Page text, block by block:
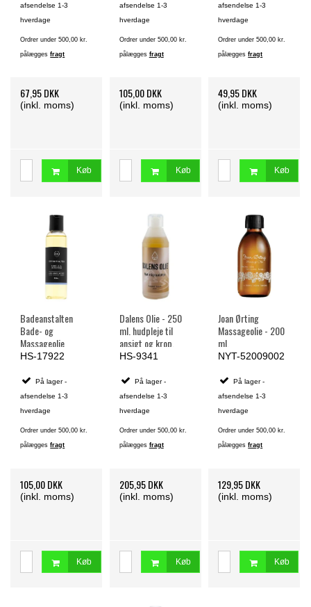
afsendelse 1-3
hverdage
Ordrer under 500,00 kr.
pålæggesfragt
67,95 DKK
(inkl. moms)
Køb
afsendelse 1-3
hverdage
Ordrer under 500,00 kr.
pålægges fragt
105,00 DKK
(inkl. moms)
Køb
afsendelse 1-3
hverdage
Ordrer under 500,00 kr.
pålæggesfragt
49,95 DKK
(inkl. moms)
Køb
Badeanstalten
Bade- og
Massageolie
Lavendel - 150 ml
HS-17922
På lager -
afsendelse 1-3
hverdage
Ordrer under 500,00 kr.
pålæggesfragt
105,00 DKK
(inkl. moms)
Køb
Dalens Olie - 250
ml. hudpleje til
ansigt og krop.
HS-9341
På lager -
afsendelse 1-3
hverdage
Ordrer under 500,00 kr.
pålægges fragt
205,95 DKK
(inkl. moms)
Køb
Joan Ørting
Massageolie - 200
ml.
NYT-52009002
På lager -
afsendelse 1-3
hverdage
Ordrer under 500,00 kr.
pålæggesfragt
129,95 DKK
(inkl. moms)
Køb